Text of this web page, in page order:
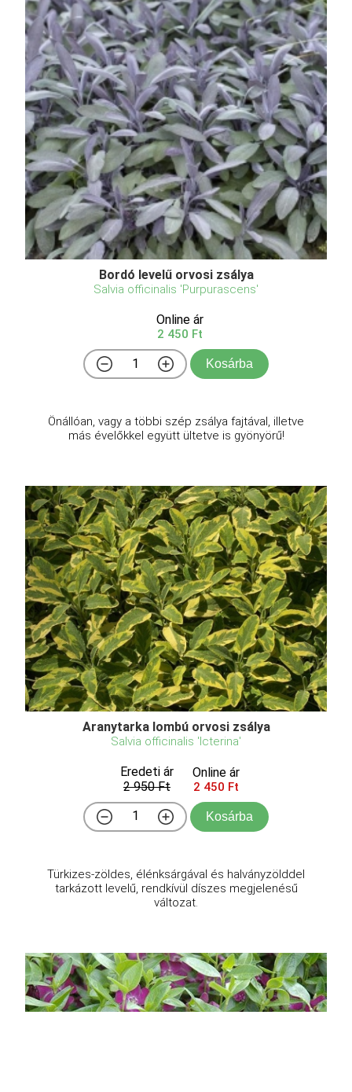
Bordó levelű orvosi zsálya
Salvia officinalis 'Purpurascens'
Online ár
2 450 Ft
Kosárba
Önállóan, vagy a többi szép zsálya fajtával, illetve
más évelőkkel együtt ültetve is gyönyörű!
Aranytarka lombú orvosi zsálya
Salvia officinalis 'Icterina'
Eredeti ár
2 950 Ft
Online ár
2 450 Ft
Kosárba
Türkizes-zöldes, élénksárgával és halványzölddel
tarkázott levelű, rendkívül díszes megjelenésű
változat.